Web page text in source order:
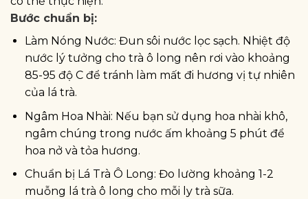
Bước chuẩn bị:
Làm Nóng Nước: Đun sôi nước lọc sạch. Nhiệt độ
nước lý tưởng cho trà ô long nên rơi vào khoảng
85-95 độ C để tránh làm mất đi hương vị tự nhiên
của lá trà.
Ngâm Hoa Nhài: Nếu bạn sử dụng hoa nhài khô,
ngâm chúng trong nước ấm khoảng 5 phút để
hoa nở và tỏa hương.
Chuẩn bị Lá Trà Ô Long: Đo lường khoảng 1-2
muỗng lá trà ô long cho mỗi ly trà sữa.